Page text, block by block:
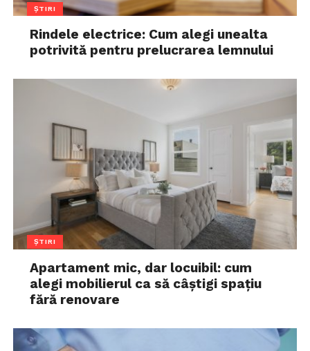
ȘTIRI
Rindele electrice: Cum alegi unealta
potrivită pentru prelucrarea lemnului
ȘTIRI
Apartament mic, dar locuibil: cum
alegi mobilierul ca să câștigi spațiu
fără renovare